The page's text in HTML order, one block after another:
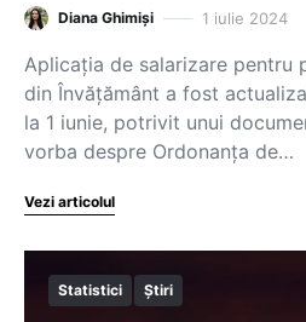
Diana Ghimiși 1 iulie 2024
Aplicația de salarizare pentru
din Învățământ a fost
la 1 iunie, potrivit unui
vorba despre Ordonanța de…
Vezi articolul
Statistici Știri